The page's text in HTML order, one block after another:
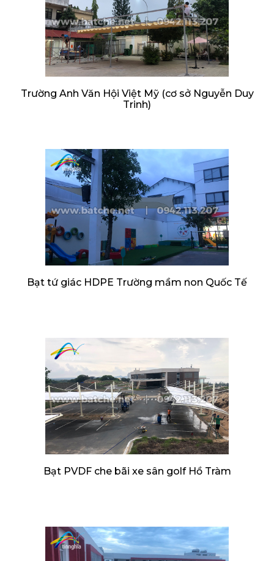
Trường Anh Văn Hội Việt Mỹ (cơ sở Nguyễn Duy
Trinh)
Bạt tứ giác HDPE Trường mầm non Quốc Tế
Bạt PVDF che bãi xe sân golf Hồ Tràm